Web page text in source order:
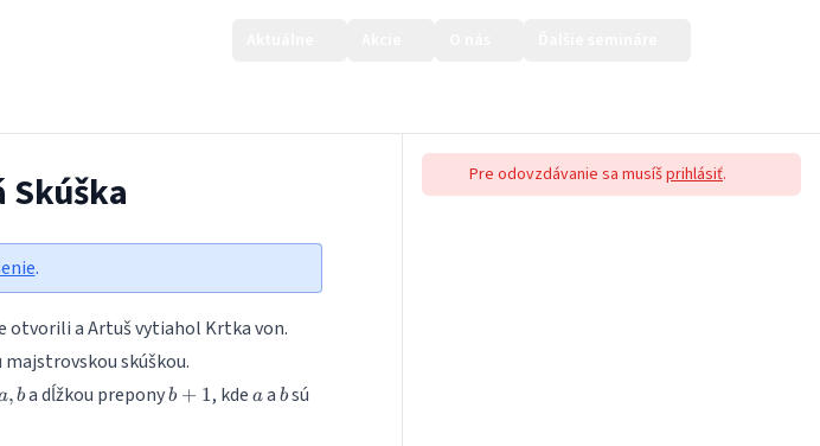
.
otvorili a Artuš vytiahol Krtka von.
skúškou.
, ba dĺžkou preponyb+1
b + 1, kde a
aa b
bsú
Pre odovzdávanie sa musíšprihlásiť.